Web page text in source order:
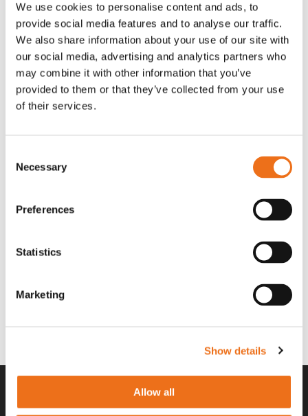
We use cookies to personalise content and ads, to
provide social media features and to analyse our traffic.
We also share information about your use of our site with
our social media, advertising and analytics partners who
may combine it with other information that you’ve
provided to them or that they’ve collected from your use
of their services.
Selection
Necessary
Preferences
Statistics
Marketing
Show details
Allow all
Lägg till i varukorg
Rotor, komplett med slagor
OR80013456G
35 730kr (ex. moms)
Grön truckknapp
A00220
530kr (ex. moms)
finger spakställ